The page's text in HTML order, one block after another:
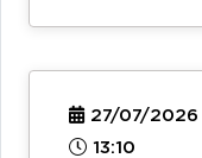
27/07/2026
13:10